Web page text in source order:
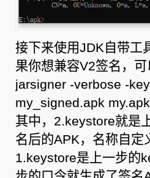
接下来使用JDK自带工
果你想兼容V2签名，
jarsigner -verbose -
my_signed.apk
其中，2.keystore就是
名后的APK，名称自定
1.keystore是上一步的